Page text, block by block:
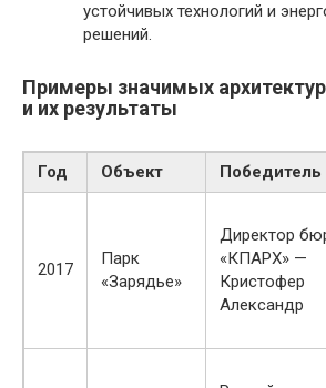
устойчивых технологий и
решений.
Примеры значимых
и их результаты
Год Объект Победитель
2017
Парк
«Зарядье»
Директор
«КПАРХ» —
Кристофер
Александр